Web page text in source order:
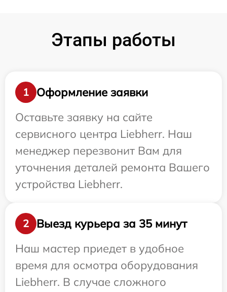
Этапы работы
1
Оформление заявки
Оставьте заявку на сайте
сервисного центра Liebherr. Наш
менеджер перезвонит Вам для
уточнения деталей ремонта Вашего
устройства Liebherr.
2
Выезд курьера за 35 минут
Наш мастер приедет в удобное
время для осмотра оборудования
Liebherr. В случае сложного